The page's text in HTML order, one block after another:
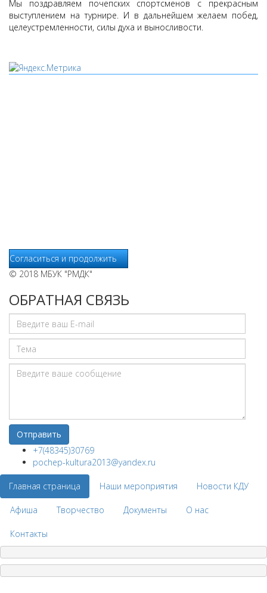
Мы поздравляем почепских спортсменов с прекрасным
выступлением на турнире. И в дальнейшем желаем побед,
целеустремленности, силы духа и выносливости.
Согласиться и продолжить
© 2018 МБУК "РМДК"
ОБРАТНАЯ СВЯЗЬ
+7(48345)30769
pochep-kultura2013@yandex.ru
Главная страница Наши мероприятия Новости КДУ
Афиша Творчество Документы О нас
Контакты